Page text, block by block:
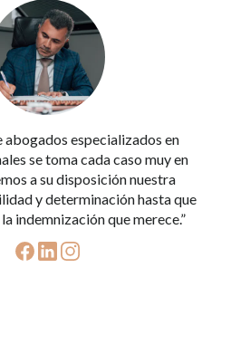
abogados especializados en
se toma cada caso muy en
a su disposición nuestra
y determinación hasta que
indemnización que merece.”